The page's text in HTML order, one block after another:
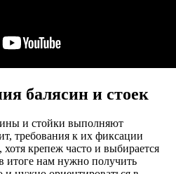
балясин и стоек
и стойки выполняют
требования к их фиксации
хотя крепеж часто и выбирается
итоге нам нужно получить